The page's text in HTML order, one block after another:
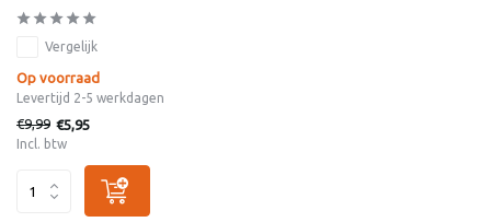
Vergelijk
Op voorraad
Levertijd 2-5 werkdagen
€9,99 €5,95
Incl. btw